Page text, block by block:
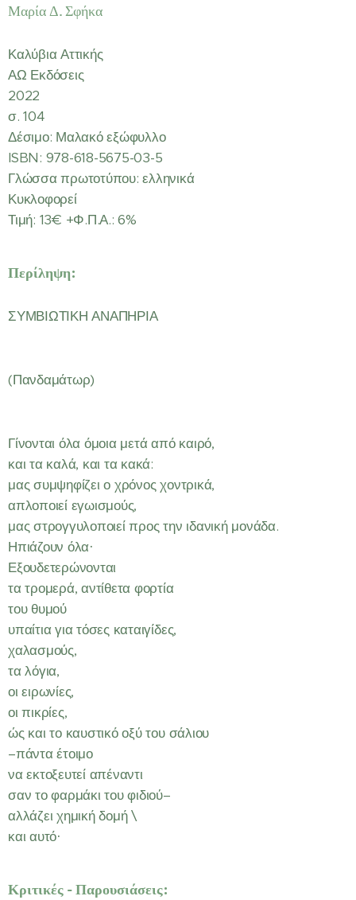
Μαρία Δ. Σφήκα
Καλύβια Αττικής
ΑΩ Εκδόσεις
2022
σ. 104
Δέσιμο: Μαλακό εξώφυλλο
ISBN: 978-618-5675-03-5
Γλώσσα πρωτοτύπου: ελληνικά
Κυκλοφορεί
Τιμή: 13€ +Φ.Π.Α.: 6%
Περίληψη:
ΣΥΜΒΙΩΤΙΚΗ ΑΝΑΠΗΡΙΑ
(Πανδαμάτωρ)
Γίνονται όλα όμοια μετά από καιρό,
και τα καλά, και τα κακά:
μας συμψηφίζει ο χρόνος χοντρικά,
απλοποιεί εγωισμούς,
μας στρογγυλοποιεί προς την ιδανική μονάδα.
Ηπιάζουν όλα·
Εξουδετερώνονται
τα τρομερά, αντίθετα φορτία
του θυμού
υπαίτια για τόσες καταιγίδες,
χαλασμούς,
τα λόγια,
οι ειρωνίες,
οι πικρίες,
ώς και το καυστικό οξύ του σάλιου
–πάντα έτοιμο
να εκτοξευτεί απέναντι
σαν το φαρμάκι του φιδιού–
αλλάζει χημική δομή \
και αυτό·
Κριτικές - Παρουσιάσεις: